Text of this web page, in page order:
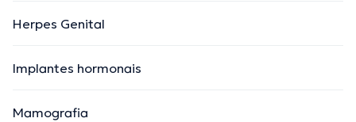
Herpes Genital
Implantes hormonais
Mamografia